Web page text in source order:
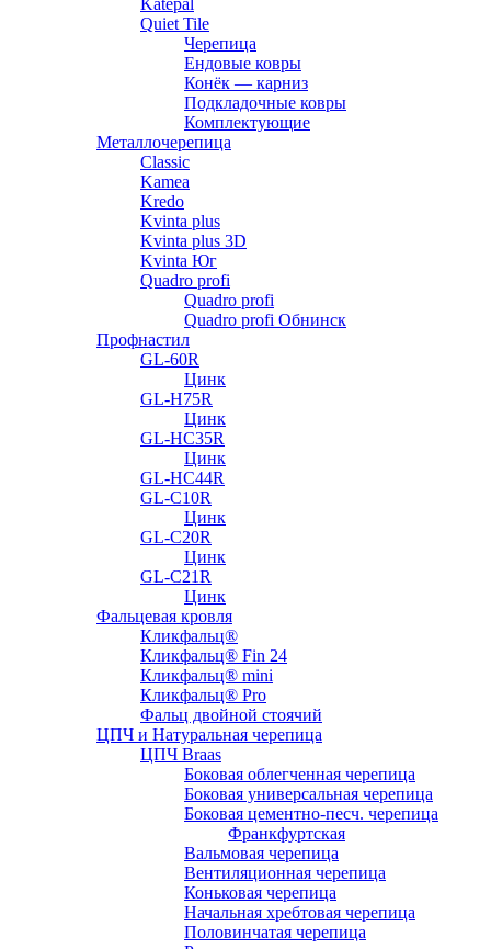
Katepal
Quiet Tile
Черепица
Ендовые ковры
Конёк — карниз
Подкладочные ковры
Комплектующие
Металлочерепица
Classic
Kamea
Kredo
Kvinta plus
Kvinta plus 3D
Kvinta Юг
Quadro profi
Quadro profi
Quadro profi Обнинск
Профнастил
GL-60R
Цинк
GL-H75R
Цинк
GL-HC35R
Цинк
GL-HC44R
GL-С10R
Цинк
GL-С20R
Цинк
GL-С21R
Цинк
Фальцевая кровля
Кликфальц®
Кликфальц® Fin 24
Кликфальц® mini
Кликфальц® Pro
Фальц двойной стоячий
ЦПЧ и Натуральная черепица
ЦПЧ Braas
Боковая облегченная черепица
Боковая универсальная черепица
Боковая цементно-песч. черепица
Франкфуртская
Вальмовая черепица
Вентиляционная черепица
Коньковая черепица
Начальная хребтовая черепица
Половинчатая черепица